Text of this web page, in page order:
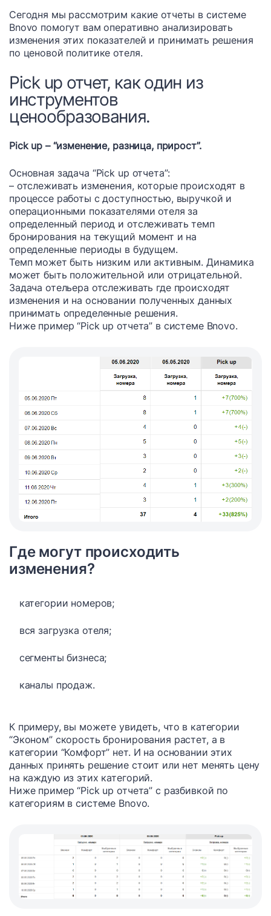
Сегодня мы рассмотрим какие отчеты в системе
Bnovo помогут вам оперативно анализировать
изменения этих показателей и принимать решения
по ценовой политике отеля.
Pick up отчет, как один из
инструментов
ценообразования.
Pick up – “изменение, разница, прирост”.
Основная задача “Pick up отчета”:
– отслеживать изменения, которые происходят в
процессе работы с доступностью, выручкой и
операционными показателями отеля за
определенный период и отслеживать темп
бронирования на текущий момент и на
определенные периоды в будущем.
Темп может быть низким или активным. Динамика
может быть положительной или отрицательной.
Задача отельера отслеживать где происходят
изменения и на основании полученных данных
принимать определенные решения.
Ниже пример “Pick up отчета” в системе Bnovo.
Где могут происходить
изменения?
категории номеров;
вся загрузка отеля;
сегменты бизнеса;
каналы продаж.
К примеру, вы можете увидеть, что в категории
“Эконом” скорость бронирования растет, а в
категории “Комфорт” нет. И на основании этих
данных принять решение стоит или нет менять цену
на каждую из этих категорий.
Ниже пример “Pick up отчета” с разбивкой по
категориям в системе Bnovo.